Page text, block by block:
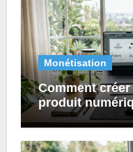
Monétisation
Comment
produit